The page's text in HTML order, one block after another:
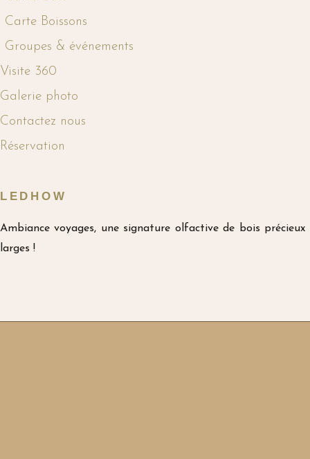
Carte Boissons
Groupes & événements
Visite 360
Galerie photo
Contactez nous
Réservation
LEDHOW
Ambiance voyages, une signature olfactive de bois
larges !